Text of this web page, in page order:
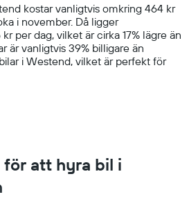
kostar vanligtvis omkring 464 kr
i november. Då ligger
per dag, vilket är cirka 17% lägre än
är vanligtvis 39% billigare än
i Westend, vilket är perfekt för
att hyra bil i